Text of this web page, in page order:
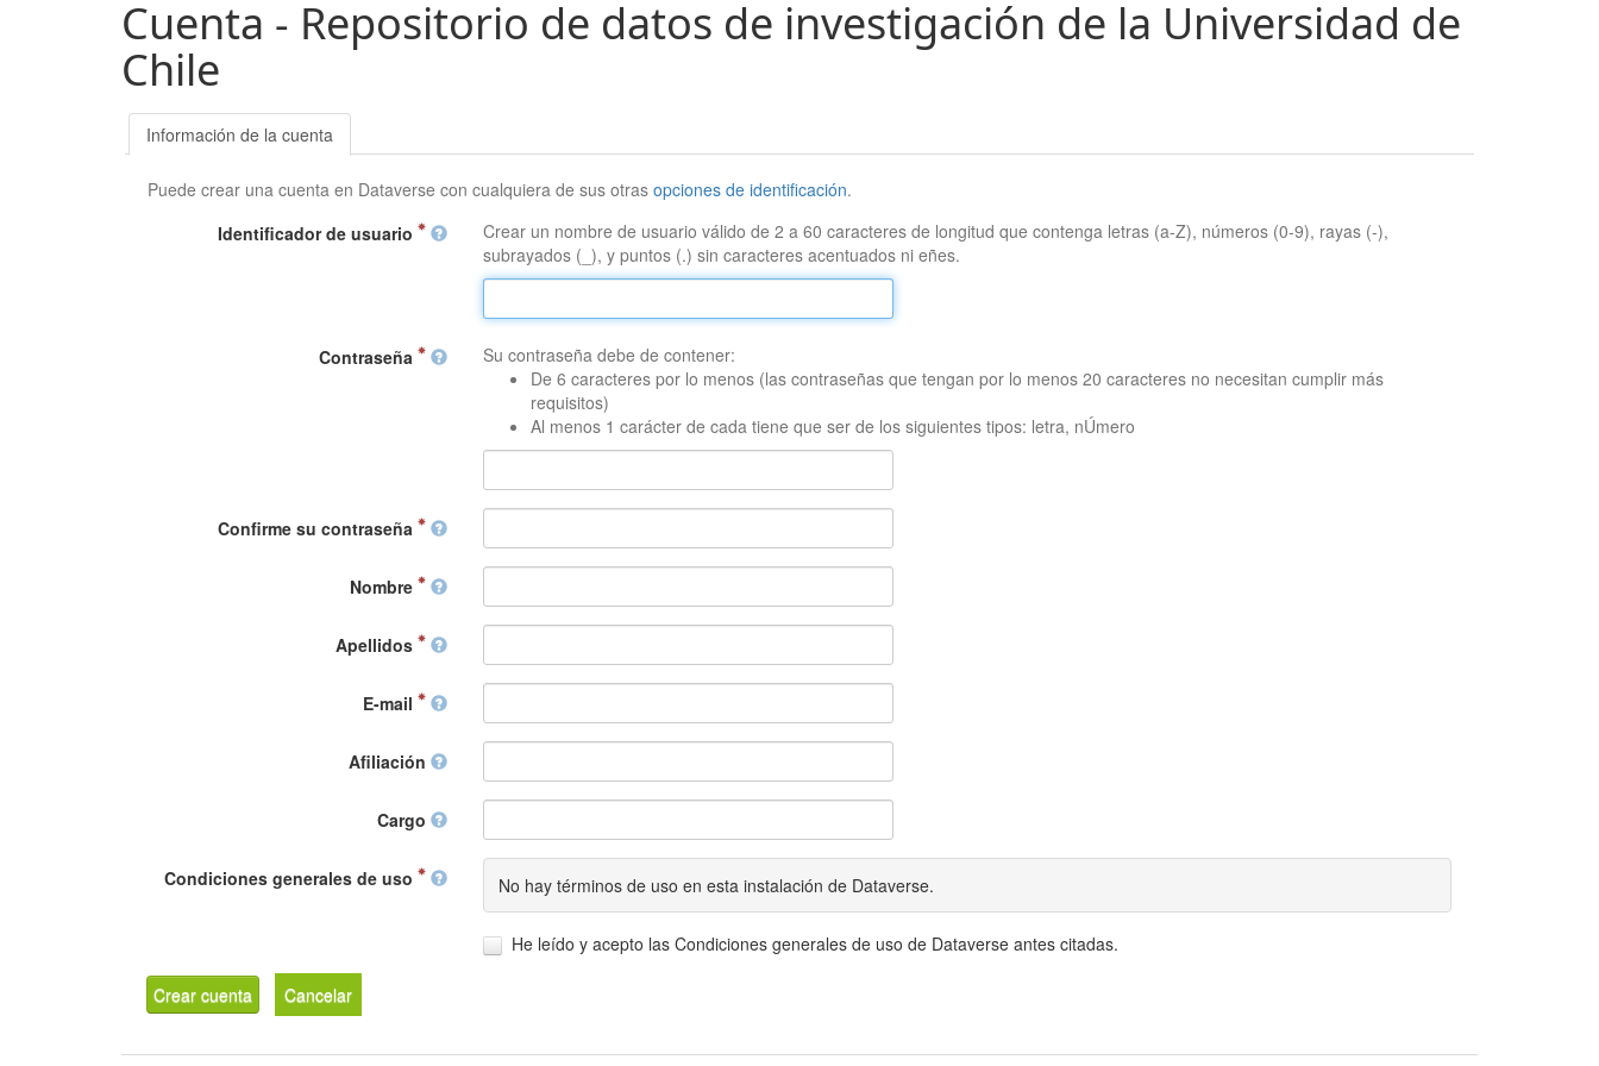
Cuenta - Repositorio de datos de investigación de la Universidad de
Chile
Información de la cuenta
Puede crear una cuenta en Dataverse con cualquiera de sus otrasopciones de identificación.
Identificador de usuario
Crear un nombre de usuario válido de 2 a 60 caracteres de longitud que contenga letras (a-Z), números (0-9), rayas (-),
subrayados (_), y puntos (.) sin caracteres acentuados ni eñes.
Contraseña
Su contraseña debe de contener:
De 6 caracteres por lo menos (las contraseñas que tengan por lo menos 20 caracteres no necesitan cumplir más
requisitos)
Al menos 1 carácter de cada tiene que ser de los siguientes tipos: letra, nÚmero
Confirme su contraseña
Nombre
Apellidos
E-mail
Afiliación
Cargo
Condiciones generales de uso No hay términos de uso en esta instalación de Dataverse.
He leído y acepto las Condiciones generales de uso de Dataverse antes citadas.
Crear cuenta Cancelar